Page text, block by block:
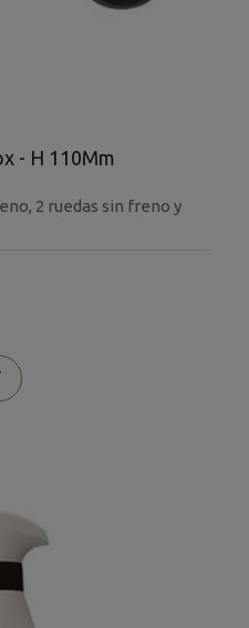
- H 110Mm
2 ruedas sin freno y